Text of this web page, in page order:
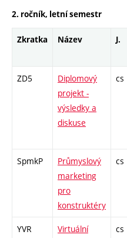
2. ročník, letní semestr
Zkratka Název J.
ZD5
Diplomový
projekt -
výsledky a
diskuse
cs
SpmkP
Průmyslový
marketing
pro
konstruktéry
cs
YVR
Virtuální
cs